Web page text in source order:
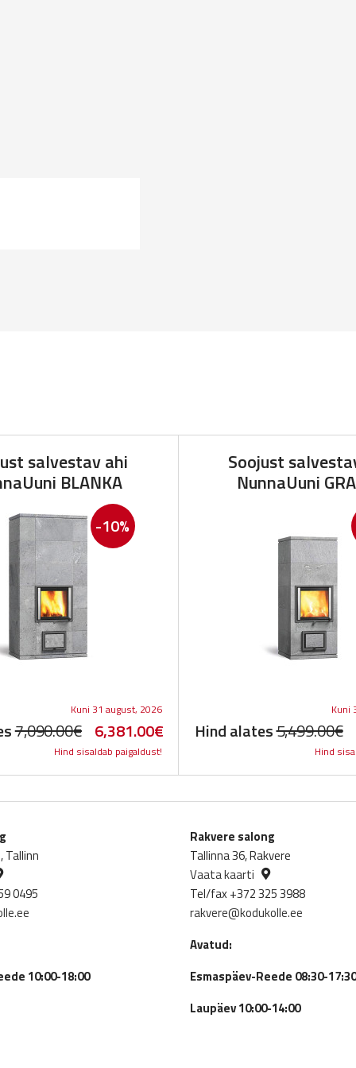
salvestav ahi
BLANKA
-10%
Kuni 31 august, 2026
7,090.00€ Original
price
6,381.00€ Current
Hind sisaldab paigaldust!
Soojust
NunnaUuni
Kuni
Hind alates5,499.00€
Hind
Tallinn
0495
10:00-18:00
Rakvere salong
Tallinna 36, Rakvere
Vaata kaarti
Tel/fax +372 325 3988
rakvere@kodukolle.ee
Avatud:
Esmaspäev-Reede 08:30-17:30
Laupäev 10:00-14:00